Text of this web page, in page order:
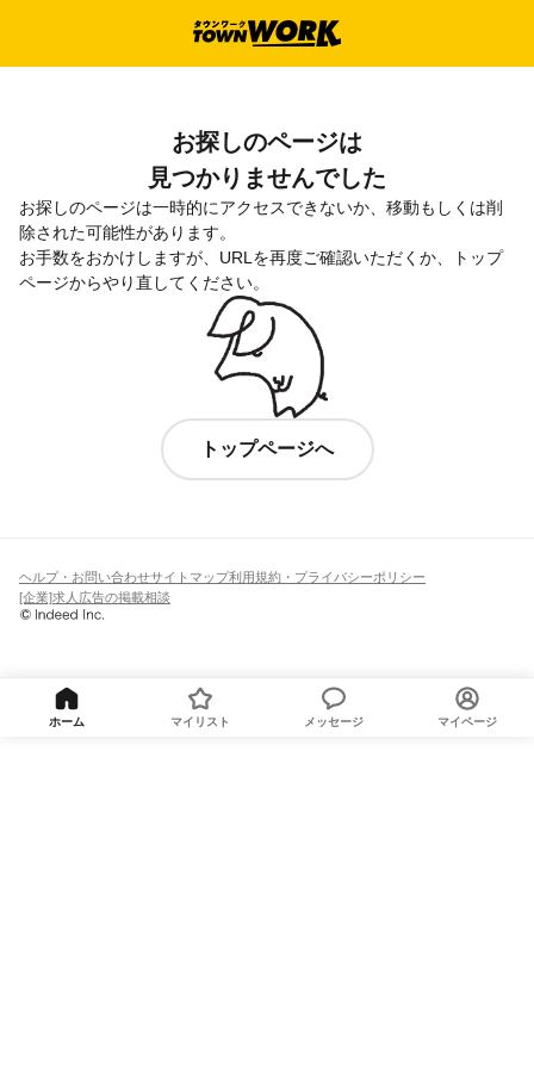
お探しのページは
見つかりませんでした
お探しのページは一時的にアクセスできないか、移動もしくは削
除された可能性があります。
お手数をおかけしますが、URLを再度ご確認いただくか、トップ
ページからやり直してください。
トップページへ
ヘルプ・お問い合わせサイトマップ利用規約・プライバシーポリシー
[企業]求人広告の掲載相談
ホーム マイリスト メッセージ マイページ